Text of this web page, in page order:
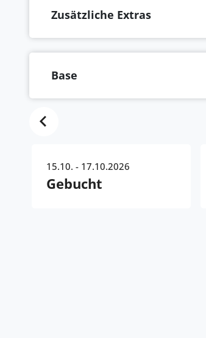
Zusätzliche Extras
Base
15.10. - 17.10.2026
Gebucht